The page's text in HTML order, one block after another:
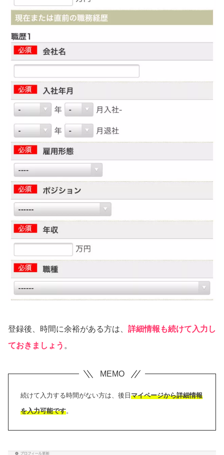
登録後、時間に余裕がある方は、 詳細情報も続けて入力し
ておきましょう 。
続けて入力する時間がない方は、後日 マイページから詳細情報
を入力可能です。